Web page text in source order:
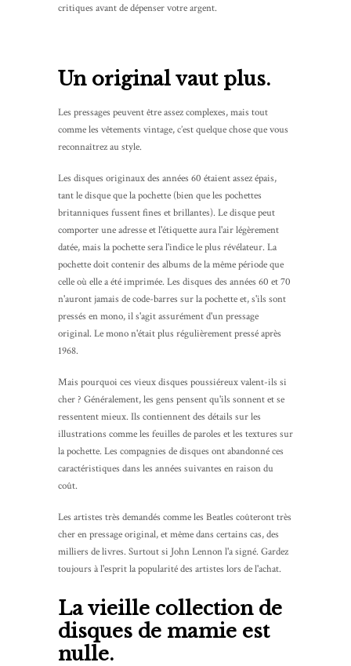
critiques avant de dépenser votre argent.
Un original vaut plus.
Les pressages peuvent être assez complexes, mais tout
comme les vêtements vintage, c’est quelque chose que vous
reconnaîtrez au style.
Les disques originaux des années 60 étaient assez épais,
tant le disque que la pochette (bien que les pochettes
britanniques fussent fines et brillantes). Le disque peut
comporter une adresse et l'étiquette aura l'air légèrement
datée, mais la pochette sera l'indice le plus révélateur. La
pochette doit contenir des albums de la même période que
celle où elle a été imprimée. Les disques des années 60 et 70
n'auront jamais de code-barres sur la pochette et, s'ils sont
pressés en mono, il s'agit assurément d'un pressage
original. Le mono n'était plus régulièrement pressé après
1968.
Mais pourquoi ces vieux disques poussiéreux valent-ils si
cher ? Généralement, les gens pensent qu'ils sonnent et se
ressentent mieux. Ils contiennent des détails sur les
illustrations comme les feuilles de paroles et les textures sur
la pochette. Les compagnies de disques ont abandonné ces
caractéristiques dans les années suivantes en raison du
coût.
Les artistes très demandés comme les Beatles coûteront très
cher en pressage original, et même dans certains cas, des
milliers de livres. Surtout si John Lennon l'a signé. Gardez
toujours à l'esprit la popularité des artistes lors de l'achat.
La vieille collection de
disques de mamie est
nulle.